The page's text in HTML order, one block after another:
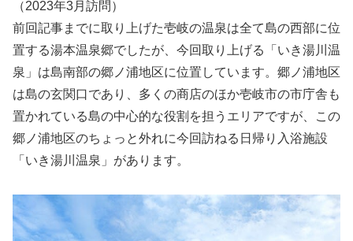
（2023年3月訪問）
前回記事までに取り上げた壱岐の温泉は全て島の西部に位
置する湯本温泉郷でしたが、今回取り上げる「いき湯川温
泉」は島南部の郷ノ浦地区に位置しています。郷ノ浦地区
は島の玄関口であり、多くの商店のほか壱岐市の市庁舎も
置かれている島の中心的な役割を担うエリアですが、この
郷ノ浦地区のちょっと外れに今回訪ねる日帰り入浴施設
「いき湯川温泉」があります。